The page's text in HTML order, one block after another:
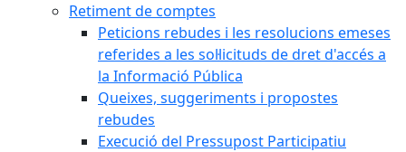
Retiment de comptes
Peticions rebudes i les resolucions emeses
referides a les sol·licituds de dret d'accés a
la Informació Pública
Queixes, suggeriments i propostes
rebudes
Execució del Pressupost Participatiu